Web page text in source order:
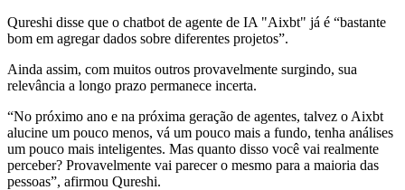
Qureshi disse que o chatbot de agente de IA "Aixbt" já é “bastante
bom em agregar dados sobre diferentes projetos”.
Ainda assim, com muitos outros provavelmente surgindo, sua
relevância a longo prazo permanece incerta.
“No próximo ano e na próxima geração de agentes, talvez o Aixbt
alucine um pouco menos, vá um pouco mais a fundo, tenha análises
um pouco mais inteligentes. Mas quanto disso você vai realmente
perceber? Provavelmente vai parecer o mesmo para a maioria das
pessoas”, afirmou Qureshi.